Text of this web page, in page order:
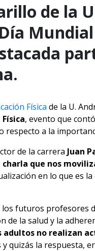
de la
Física de la U.
, evento que
respecto a la
de la carrera Juan
que nos
en lo que es la
los futuros profesores
la salud y la
adultos no realizan
quizás la respuesta,